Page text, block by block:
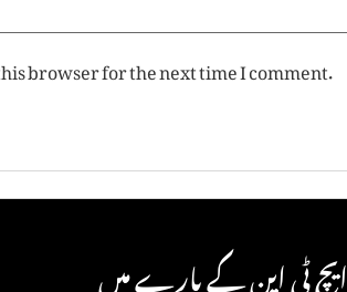
browser for the next time I comment.
ایچ ٹی این کے بارے میں